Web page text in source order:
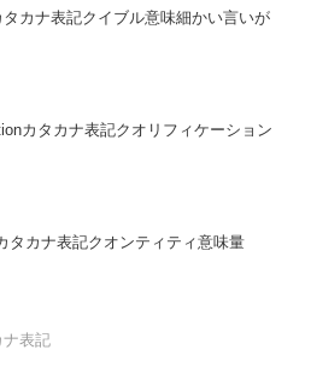
カナ表記クイブル意味細かい言いが
カタカナ表記クオリフィケーション
タカナ表記クオンティティ意味量
表記